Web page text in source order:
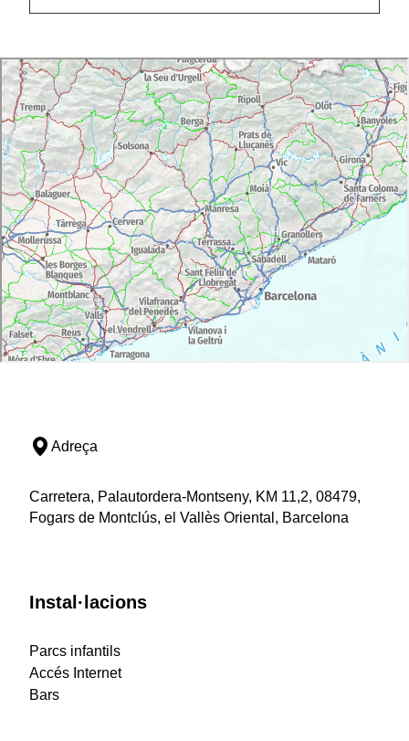
Adreça
Carretera, Palautordera-Montseny, KM 11,2, 08479,
Fogars de Montclús, el Vallès Oriental, Barcelona
Instal·lacions
Parcs infantils
Accés Internet
Bars